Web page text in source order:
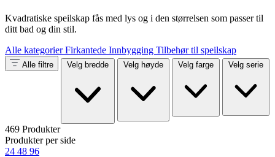
Kvadratiske speilskap fås med lys og i den størrelsen som passer til
ditt bad og din stil.
Alle kategorierFirkantede Innbygging Tilbehør til speilskap
Alle filtre Velg bredde Velg høyde Velg farge Velg serie
469 Produkter
Produkter per side
24 48 96